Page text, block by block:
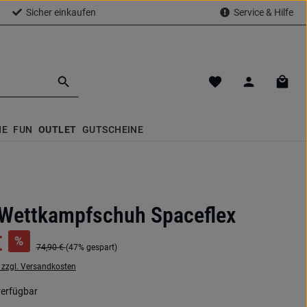
Sicher einkaufen
Service & Hilfe
Du hast 0 Produkte
FUN OUTLET GUTSCHEINE
Spaceflex
% 74,90 €(47% gespart)
Versandkosten